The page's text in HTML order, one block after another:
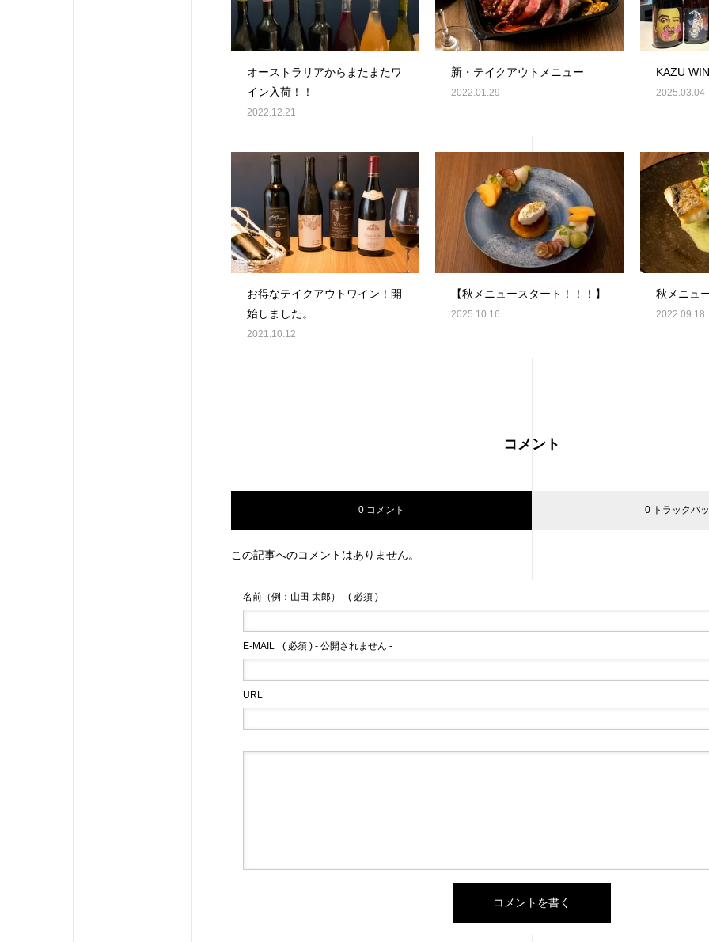
オーストラリアからまたまたワ
イン入荷！！
2022.12.21
新・テイクアウトメニュー
2022.01.29
KAZU
2025.03.04
お得なテイクアウトワイン！開
始しました。
2021.10.12
【秋メニュースタート！！！】
2025.10.16
秋メニュ
2022.09.18
コメント
0 コメント 0 トラックバ
この記事へのコメントはありません。
名前（例：山田 太郎） ( 必須 )
E-MAIL ( 必須 ) - 公開されません -
URL